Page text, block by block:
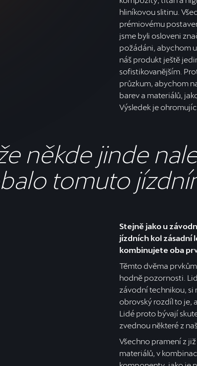
hliníkovou slitinu.
prémiovému
jsme byli osloveni
požádáni, abychom
náš produkt ještě
sofistikovanějším.
průzkum, abychom
barev a materiálů,
Výsledek je
někde jinde
tomuto
Stejně jako u
jízdních kol zásadní
kombinujete oba
Těmto dvěma
hodně pozornosti.
závodní technikou, si
obrovský rozdíl to je,
Lidé proto bývají
zvednou některé z
Všechno pramení z
materiálů, v